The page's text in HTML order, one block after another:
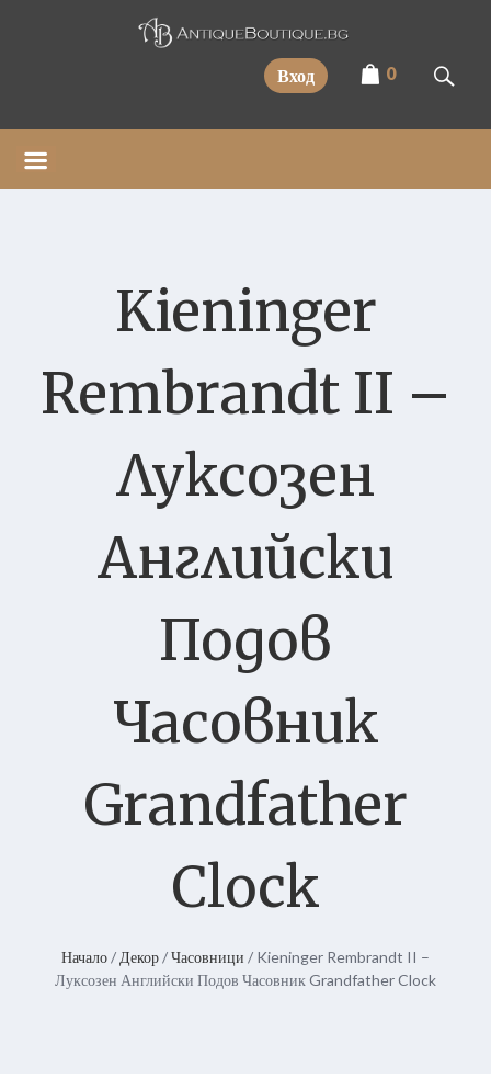
Вход 0
Kieninger
Rembrandt II –
Луксозен
Английски
Подов
Часовник
Grandfather
Clock
Начало/ Декор/Часовници / Kieninger Rembrandt II –
Луксозен Английски Подов Часовник Grandfather Clock